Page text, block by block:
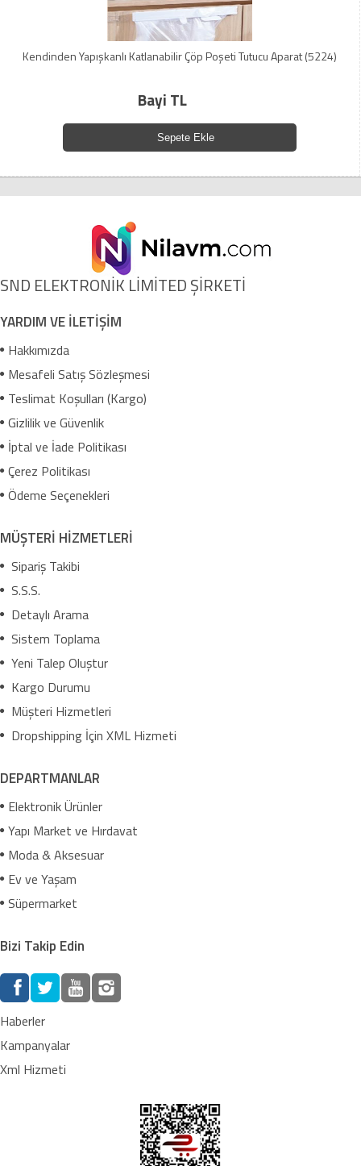
Kendinden Yapışkanlı Katlanabilir Çöp Poşeti Tutucu Aparat (5224)
Bayi TL
Sepete Ekle
SND ELEKTRONİK LİMİTED ŞİRKETİ
YARDIM VE İLETİŞİM
Hakkımızda
Mesafeli Satış Sözleşmesi
Teslimat Koşulları (Kargo)
Gizlilik ve Güvenlik
İptal ve İade Politikası
Çerez Politikası
Ödeme Seçenekleri
MÜŞTERİ HİZMETLERİ
Sipariş Takibi
S.S.S.
Detaylı Arama
Sistem Toplama
Yeni Talep Oluştur
Kargo Durumu
Müşteri Hizmetleri
Dropshipping İçin XML Hizmeti
DEPARTMANLAR
Elektronik Ürünler
Yapı Market ve Hırdavat
Moda & Aksesuar
Ev ve Yaşam
Süpermarket
Bizi Takip Edin
Haberler
Kampanyalar
Xml Hizmeti